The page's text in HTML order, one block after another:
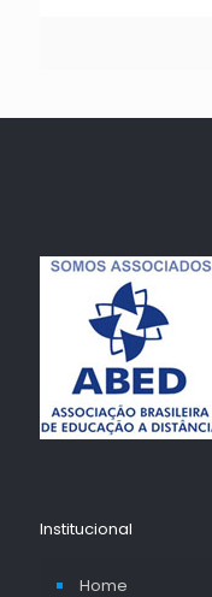
Institucional
Home